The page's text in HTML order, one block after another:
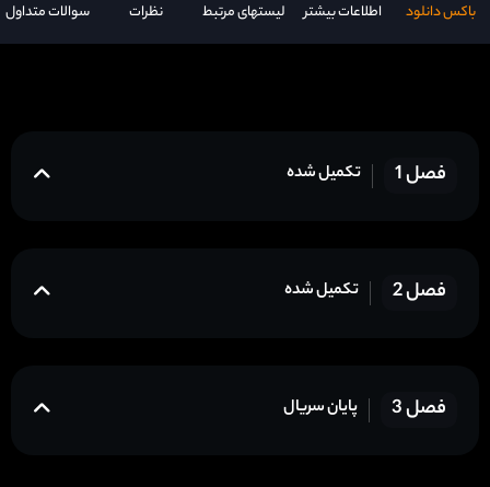
باکس دانلود اطلاعات بیشتر لیستهای مرتبط نظرات سوالات متداول
فصل 1 تکمیل شده
فصل 2 تکمیل شده
فصل 3 پایان سریال